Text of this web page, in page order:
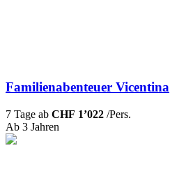
Familienabenteuer Vicentina
7 Tage ab CHF 1’022 /Pers.
Ab 3 Jahren